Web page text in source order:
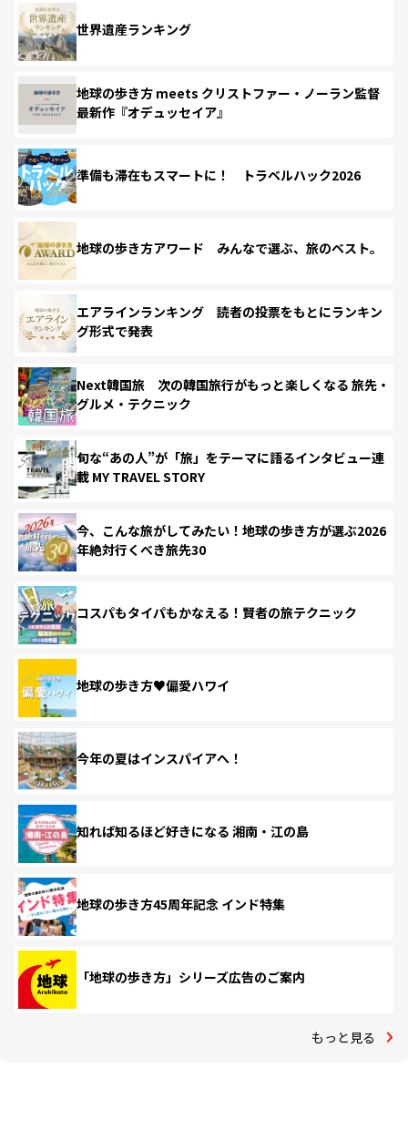
世界遺産ランキング
地球の歩き方 meets クリストファー・ノーラン監督
最新作『オデュッセイア』
準備も滞在もスマートに！ トラベルハック2026
地球の歩き方アワード みんなで選ぶ、旅のベスト。
エアラインランキング 読者の投票をもとにランキン
グ形式で発表
Next韓国旅 次の韓国旅行がもっと楽しくなる 旅先・
グルメ・テクニック
旬な“あの人”が「旅」をテーマに語るインタビュー連
載 MY TRAVEL STORY
今、こんな旅がしてみたい！地球の歩き方が選ぶ2026
年絶対行くべき旅先30
コスパもタイパもかなえる！賢者の旅テクニック
地球の歩き方♥偏愛ハワイ
今年の夏はインスパイアへ！
知れば知るほど好きになる 湘南・江の島
地球の歩き方45周年記念 インド特集
「地球の歩き方」シリーズ広告のご案内
もっと見る